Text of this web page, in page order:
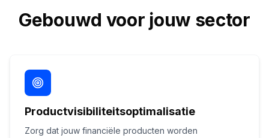
Gebouwd voor jouw sector
Productvisibiliteitsoptimalisatie
Zorg dat jouw financiële producten worden